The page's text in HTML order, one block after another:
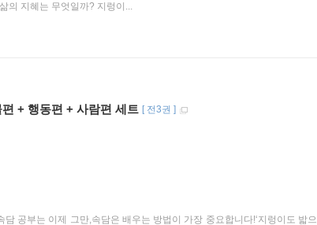
의 지혜는 무엇일까? 지렁이...
+ 행동편 + 사람편 세트 [ 전3권 ]
공부는 이제 그만,속담은 배우는 방법이 가장 중요합니다!‘지렁이도 밟으